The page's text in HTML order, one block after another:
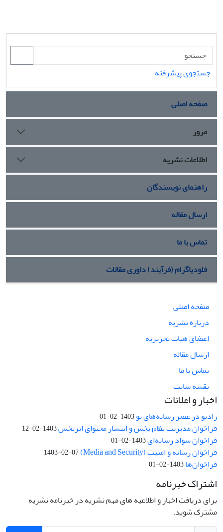
جستجوی پیشرفته
صفحه اصلی
مرور
اطلاعات نشریه
راهنمای نویسندگان
ارسال مقاله
تماس با ما
فلودیاگرام (فرآیند) داوری مقالات
صفحه اصلی
درباره نشریه
اعضای هیات تحریریه
ارسال مقاله
تماس با ما
نقشه سایت
اخبار و اعلانات
رادیو در عصر رسانه‌های نو1403-02-01
فراخوان مدیریت نظام پخش و انتشار محتوای اثربخش1403-02-12
فراخوان سواد رسانه‌ای1403-02-01
فراخوان رسانه و امنیت (Media and Security) 1403-02-07
فراخوان‌ها1403-02-01
اشتراک خبرنامه
برای دریافت اخبار و اطلاعیه های مهم نشریه در خبرنامه نشریه
مشترک شوید.